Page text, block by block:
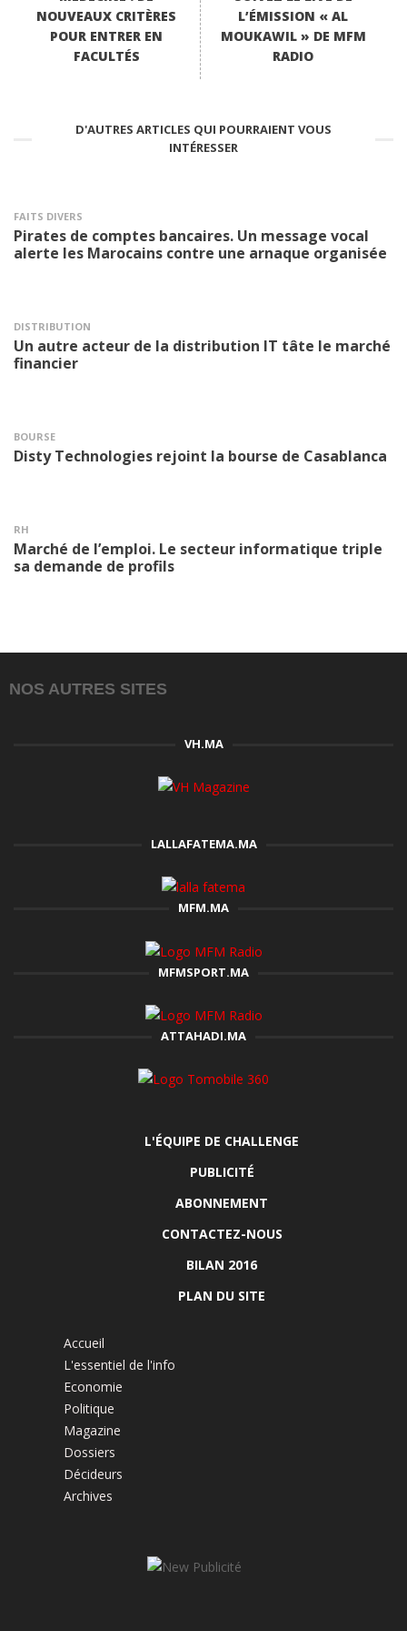
NOUVEAUX CRITÈRES
POUR ENTRER EN
FACULTÉS
L’ÉMISSION « AL
MOUKAWIL » DE MFM
RADIO
D'AUTRES ARTICLES QUI POURRAIENT VOUS
INTÉRESSER
FAITS DIVERS
Pirates de comptes bancaires. Un message vocal
alerte les Marocains contre une arnaque organisée
DISTRIBUTION
Un autre acteur de la distribution IT tâte le marché
financier
BOURSE
Disty Technologies rejoint la bourse de Casablanca
RH
Marché de l’emploi. Le secteur informatique triple
sa demande de profils
NOS AUTRES SITES
VH.MA
LALLAFATEMA.MA
MFM.MA
MFMSPORT.MA
ATTAHADI.MA
L'ÉQUIPE DE CHALLENGE
PUBLICITÉ
ABONNEMENT
CONTACTEZ-NOUS
BILAN 2016
PLAN DU SITE
Accueil
L'essentiel de l'info
Economie
Politique
Magazine
Dossiers
Décideurs
Archives